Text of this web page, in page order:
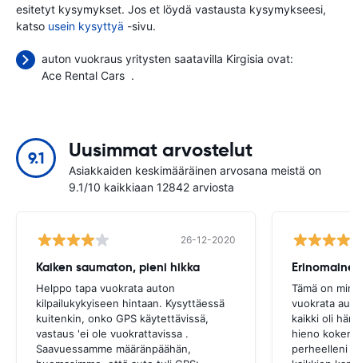
esitetyt kysymykset. Jos et löydä vastausta kysymykseesi,
katso usein kysyttyä -sivu.
auton vuokraus yritysten saatavilla Kirgisia ovat:
Ace Rental Cars .
9.1 Uusimmat arvostelut
Asiakkaiden keskimääräinen arvosana meistä on
9.1/10 kaikkiaan 12842 arviosta
26-12-2020
Kaiken saumaton, pieni hikka
Helppo tapa vuokrata auton
kilpailukykyiseen hintaan. Kysyttäessä
kuitenkin, onko GPS käytettävissä,
vastaus 'ei ole vuokrattavissa .
Saavuessamme määränpäähän,
Tämä on
vuokrata
kaikki oli
hieno
perheelleni